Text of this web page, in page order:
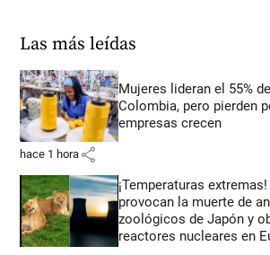
Las más leídas
Mujeres lideran el 55%
Colombia, pero pierden
empresas crecen
hace 1 hora share
¡Temperaturas
provocan la muerte de
zoológicos de Japón y
reactores nucleares en